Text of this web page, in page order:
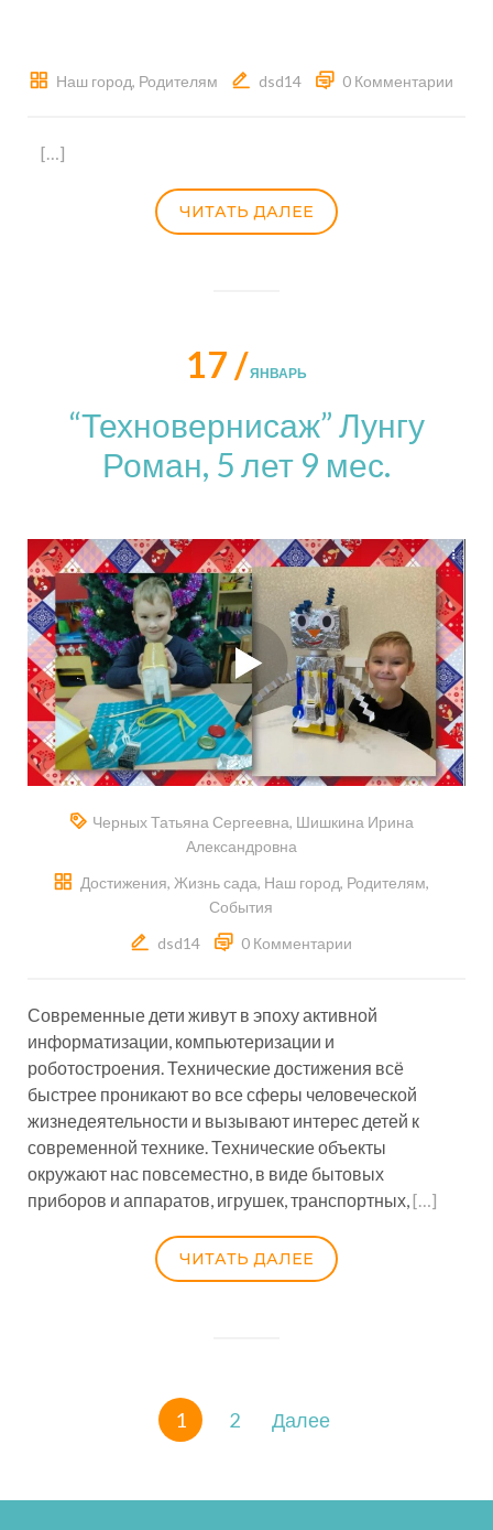
Наш город, Родителям dsd14 0 Комментарии
[…]
ЧИТАТЬ ДАЛЕЕ
17 /ЯНВАРЬ
“Техновернисаж” Лунгу
Роман, 5 лет 9 мес.
Черных Татьяна Сергеевна, Шишкина Ирина
Александровна
Достижения, Жизнь сада, Наш город, Родителям,
События
dsd14
0 Комментарии
Современные дети живут в эпоху активной
информатизации, компьютеризации и
роботостроения. Технические достижения всё
быстрее проникают во все сферы человеческой
жизнедеятельности и вызывают интерес детей к
современной технике. Технические объекты
окружают нас повсеместно, в виде бытовых
приборов и аппаратов, игрушек, транспортных,[…]
ЧИТАТЬ ДАЛЕЕ
1 2 Далее